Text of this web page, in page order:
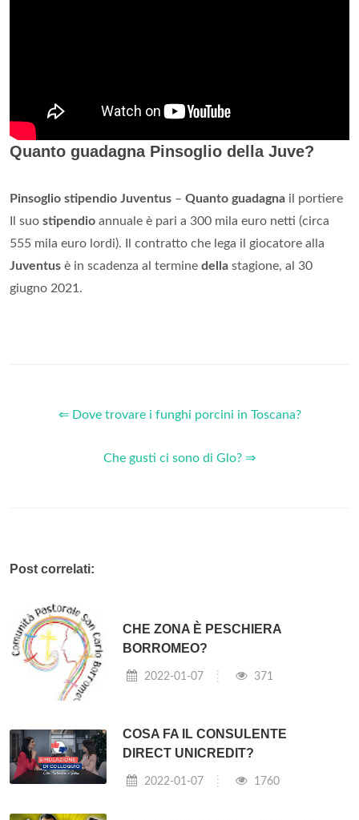
Quanto guadagna Pinsoglio della Juve?
Pinsoglio stipendio Juventus – Quanto guadagna il portiere
Il suo stipendio annuale è pari a 300 mila euro netti (circa
555 mila euro lordi). Il contratto che lega il giocatore alla
Juventus è in scadenza al termine della stagione, al 30
giugno 2021.
⇐ Dove trovare i funghi porcini in Toscana?
Che gusti ci sono di Glo? ⇒
Post correlati:
CHE ZONA È PESCHIERA
BORROMEO?
2022-01-07 371
COSA FA IL CONSULENTE
DIRECT UNICREDIT?
2022-01-07 1760